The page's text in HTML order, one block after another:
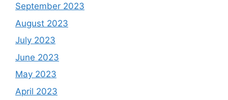
September 2023
August 2023
July 2023
June 2023
May 2023
April 2023